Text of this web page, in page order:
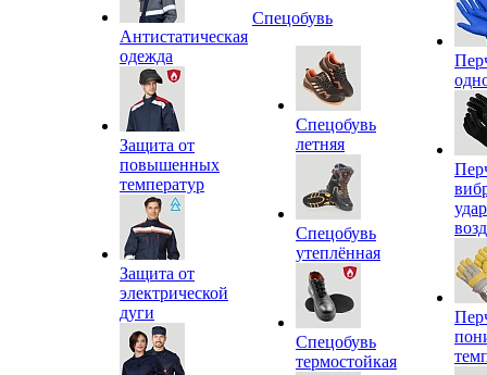
Антистатическая
одежда
Защита от
повышенных
температур
Защита от
электрической
дуги
Спецобувь
Спецобувь
летняя
Спецобувь
утеплённая
Спецобувь
термостойкая